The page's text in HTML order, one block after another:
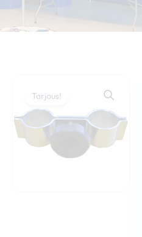
Tarjous!